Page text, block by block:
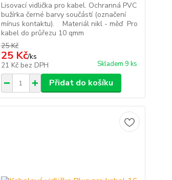
Lisovací vidlička pro kabel. Ochranná PVC
bužírka černé barvy součástí (označení
mínus kontaktu). Materiál nikl - měď Pro
kabel do průřezu 10 qmm
25 Kč
25 Kč/ks
21 Kč bez DPH Skladem 9 ks
Přidat do košíku